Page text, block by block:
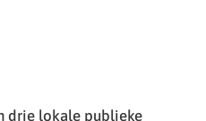
drie lokale publieke